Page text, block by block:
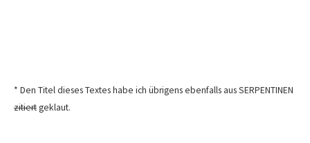
* Den Titel dieses Textes habe ich übrigens ebenfalls aus SERPENTINEN
zitiertgeklaut.